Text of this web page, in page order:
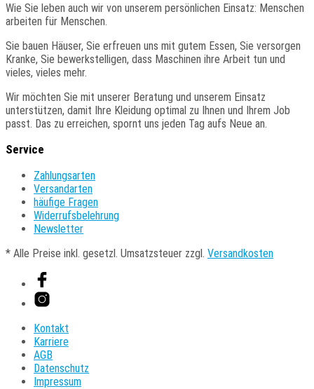
Wie Sie leben auch wir von unserem persönlichen Einsatz: Menschen
arbeiten für Menschen.
Sie bauen Häuser, Sie erfreuen uns mit gutem Essen, Sie versorgen
Kranke, Sie bewerkstelligen, dass Maschinen ihre Arbeit tun und
vieles, vieles mehr.
Wir möchten Sie mit unserer Beratung und unserem Einsatz
unterstützen, damit Ihre Kleidung optimal zu Ihnen und Ihrem Job
passt. Das zu erreichen, spornt uns jeden Tag aufs Neue an.
Service
Zahlungsarten
Versandarten
häufige Fragen
Widerrufsbelehrung
Newsletter
* Alle Preise inkl. gesetzl. Umsatzsteuer zzgl. Versandkosten
Kontakt
Karriere
AGB
Datenschutz
Impressum